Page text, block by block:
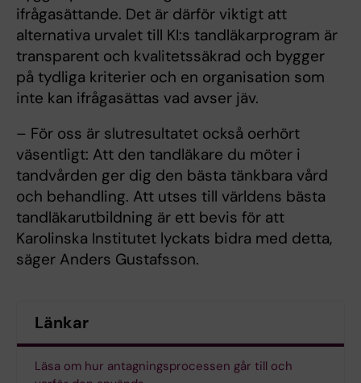
ifrågasättande. Det är därför viktigt att
alternativa urvalet till KI:s tandläkarprogram är
transparent och kvalitetssäkrad och bygger
på tydliga kriterier och en organisation som
inte kan ifrågasättas vad avser jäv.
– För oss är slutresultatet också oerhört
väsentligt: Att den tandläkare du möter i
tandvården ger dig den bästa tänkbara vård
och behandling. Att utses till världens bästa
tandläkarutbildning är ett bevis för att
Karolinska Institutet lyckats bidra med detta,
säger Anders Gustafsson.
Länkar
Läsa om hur antagningsprocessen går till och